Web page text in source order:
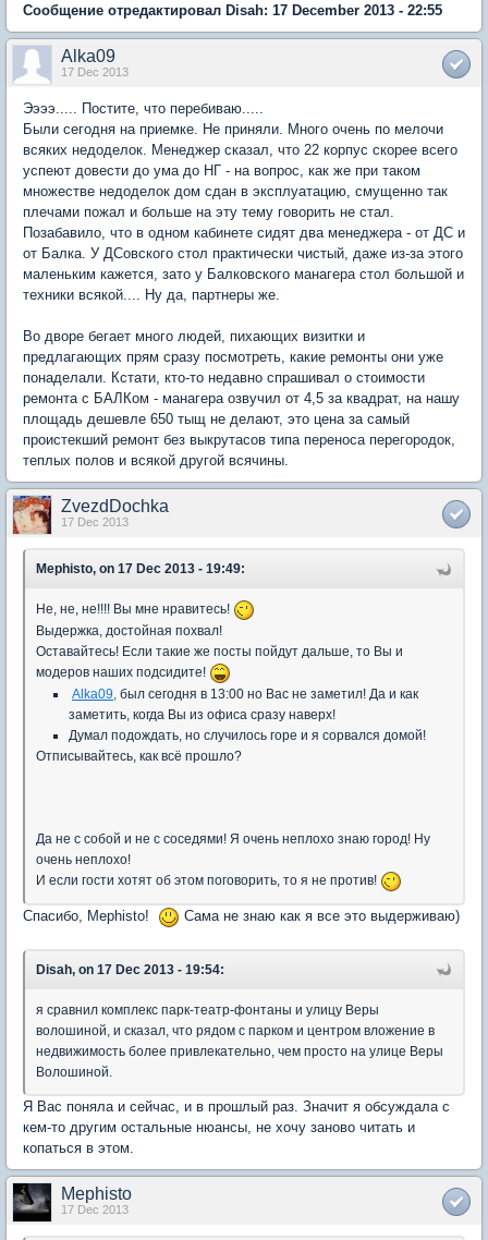
Сообщение отредактировал Disah: 17 December 2013 - 22:55
Alka09
17 Dec 2013
Ээээ..... Постите, что перебиваю.....
Были сегодня на приемке. Не приняли. Много очень по мелочи
всяких недоделок. Менеджер сказал, что 22 корпус скорее всего
успеют довести до ума до НГ - на вопрос, как же при таком
множестве недоделок дом сдан в эксплуатацию, смущенно так
плечами пожал и больше на эту тему говорить не стал.
Позабавило, что в одном кабинете сидят два менеджера - от ДС и
от Балка. У ДСовского стол практически чистый, даже из-за этого
маленьким кажется, зато у Балковского манагера стол большой и
техники всякой.... Ну да, партнеры же.
Во дворе бегает много людей, пихающих визитки и
предлагающих прям сразу посмотреть, какие ремонты они уже
понаделали. Кстати, кто-то недавно спрашивал о стоимости
ремонта с БАЛКом - манагера озвучил от 4,5 за квадрат, на нашу
площадь дешевле 650 тыщ не делают, это цена за самый
проистекший ремонт без выкрутасов типа переноса перегородок,
теплых полов и всякой другой всячины.
ZvezdDochka
17 Dec 2013
Mephisto, on 17 Dec 2013 - 19:49:
Не, не, не!!!! Вы мне нравитесь!
Выдержка, достойная похвал!
Оставайтесь! Если такие же посты пойдут дальше, то Вы и
модеров наших подсидите!
Alka09, был сегодня в 13:00 но Вас не заметил! Да и как
заметить, когда Вы из офиса сразу наверх!
Думал подождать, но случилось горе и я сорвался домой!
Отписывайтесь, как всё прошло?
Да не с собой и не с соседями! Я очень неплохо знаю город! Ну
очень неплохо!
И если гости хотят об этом поговорить, то я не против!
Спасибо, Mephisto! Сама не знаю как я все это выдерживаю)
Disah, on 17 Dec 2013 - 19:54:
я сравнил комплекс парк-театр-фонтаны и улицу Веры
волошиной, и сказал, что рядом с парком и центром вложение в
недвижимость более привлекательно, чем просто на улице Веры
Волошиной.
Я Вас поняла и сейчас, и в прошлый раз. Значит я обсуждала с
кем-то другим остальные нюансы, не хочу заново читать и
копаться в этом.
Mephisto
17 Dec 2013